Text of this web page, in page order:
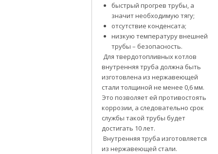
быстрый прогрев трубы, а
значит необходимую тягу;
отсутствие конденсата;
низкую температуру внешней
трубы – безопасность.
Для твердотопливных котлов
внутренняя труба должна быть
изготовлена из нержавеющей
стали толщиной не менее 0,6 мм.
Это позволяет ей противостоять
коррозии, а следовательно срок
службы такой трубы будет
достигать 10 лет.
Внутренняя труба изготовляется
из нержавеющей стали.